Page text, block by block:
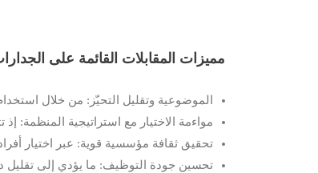
مميزات المقابلات القائمة على
الموضوعية وتقليل التحيّز: من خلال
مواءمة الاختيار مع استراتيجية المنظمة:
تحقيق ثقافة مؤسسية قوية: عبر اختيار
تحسين جودة التوظيف: ما يؤدي إلى تقليل